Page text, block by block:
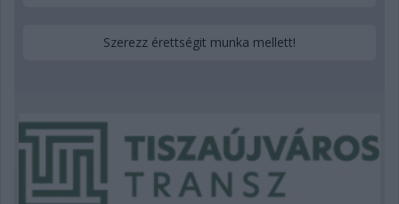
Szerezz érettségit munka mellett!